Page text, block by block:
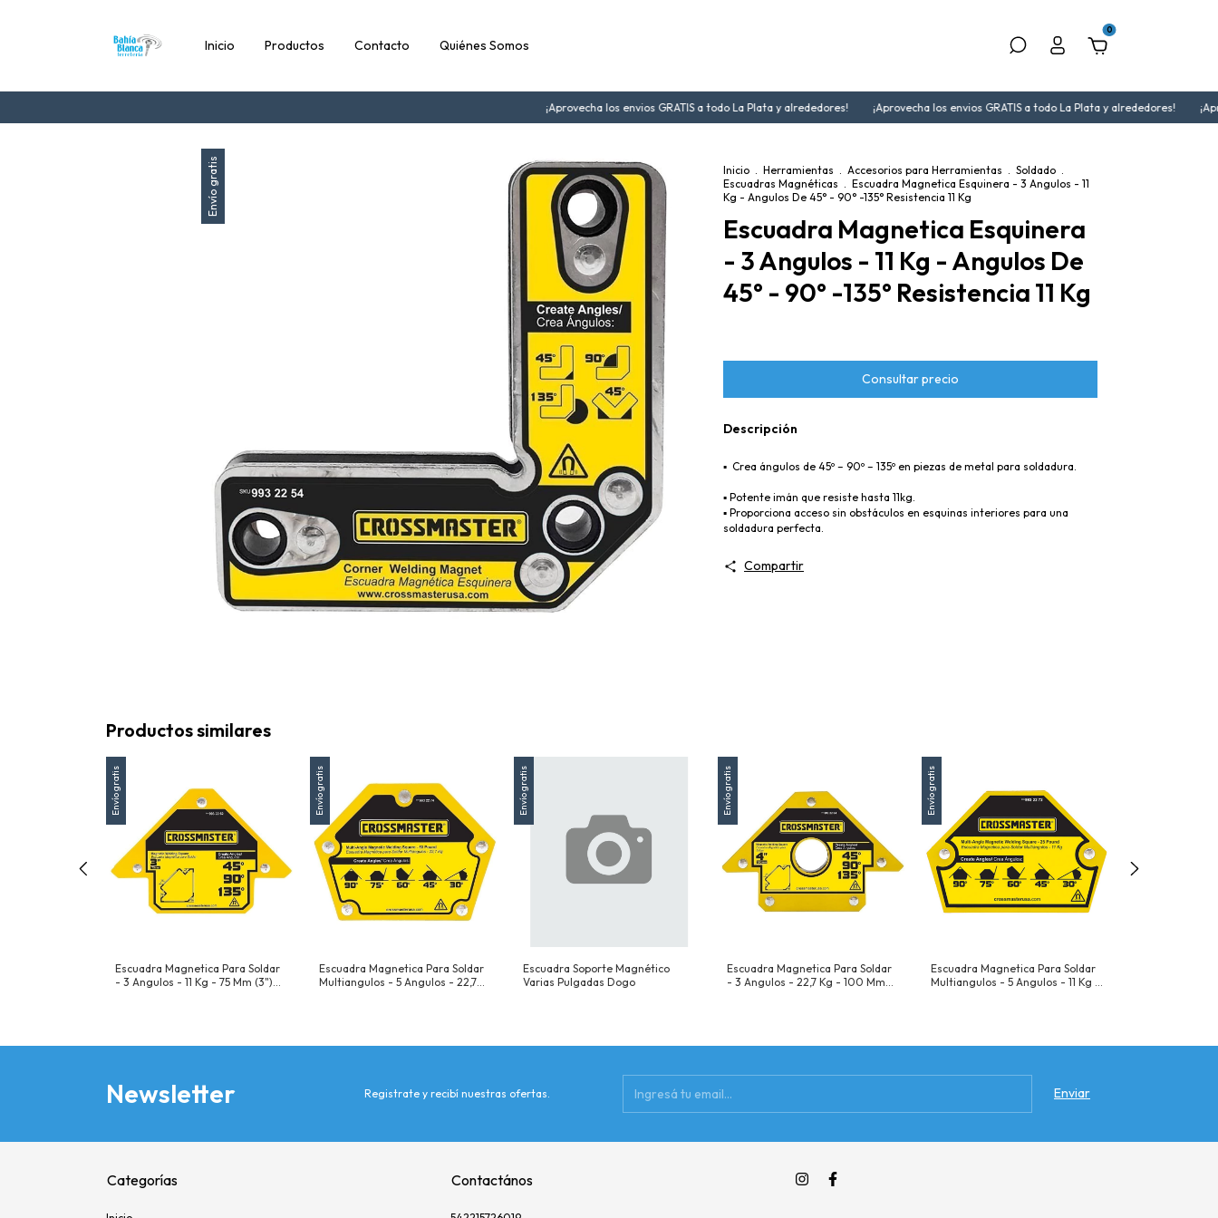
Inicio Productos Contacto Quiénes Somos
0
¡Aprovecha los envios GRATIS a todo La Plata y alrededores! ¡Aprovecha los envios GRATIS a todo La Plata y alrededores!
Envío gratis Inicio . Herramientas . Accesorios para Herramientas . Soldado .
Escuadras Magnéticas . Escuadra Magnetica Esquinera - 3 Angulos - 11
Kg - Angulos De 45° - 90° -135° Resistencia 11 Kg
Escuadra Magnetica Esquinera
- 3 Angulos - 11 Kg - Angulos De
45° - 90° -135° Resistencia 11 Kg
Descripción
▪️ Crea ángulos de 45º – 90º – 135º en piezas de metal para soldadura.
▪️ Potente imán que resiste hasta 11kg.
▪️ Proporciona acceso sin obstáculos en esquinas interiores para una
soldadura perfecta.
Compartir
Productos similares
Envío gratis
Escuadra Magnetica Para Soldar
- 3 Angulos - 11 Kg - 75 Mm (3")
Envío gratis
Escuadra Magnetica Para Soldar
Multiangulos - 5 Angulos - 22,7
Envío gratis
Escuadra Soporte Magnético
Varias Pulgadas Dogo
Envío gratis
Escuadra Magnetica Para Soldar
- 3 Angulos - 22,7 Kg - 100 Mm
Envío gratis
Escuadra Magnetica Para Soldar
Multiangulos - 5 Angulos - 11 Kg -
Newsletter Registrate y recibí nuestras ofertas.
Categorías Contactános